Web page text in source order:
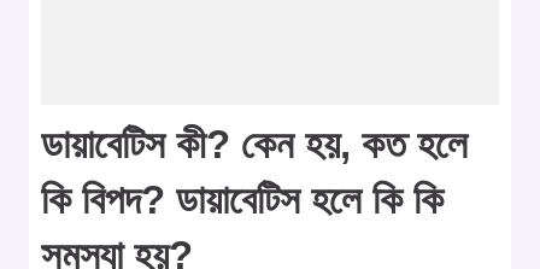
ডায়াবেটিস কী? কেন হয়, কত হলে
কি বিপদ? ডায়াবেটিস হলে কি কি
সমস্যা হয়?